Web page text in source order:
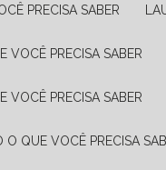
PRECISA SABER
VOCÊ PRECISA SABER
VOCÊ PRECISA SABER
QUE VOCÊ PRECISA